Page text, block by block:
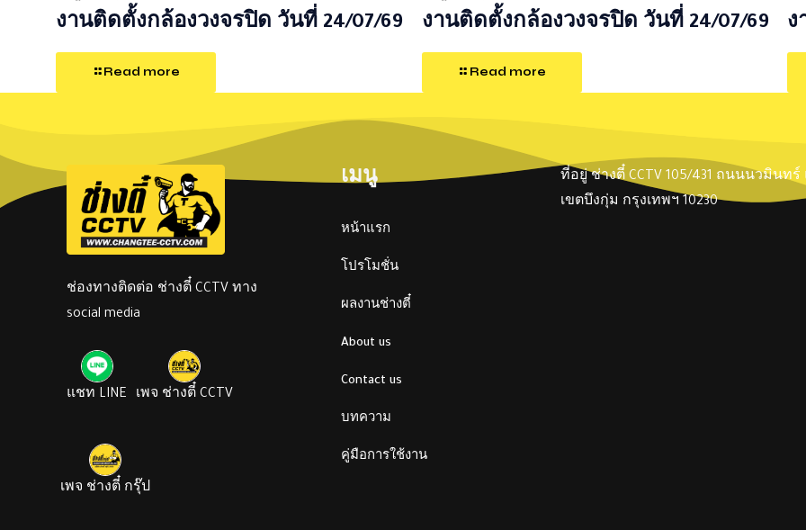
งานติดตั้งกล้องวงจรปิด วันที่ 24/07/69
Read more
งานติดตั้งกล้องวงจรปิด วันที่ 24/07/69
Read more
ง
ช่องทางติดต่อ ช่างตี๋ CCTV ทาง
social media
แชท LINE เพจ ช่างตี๋ CCTV
เพจ ช่างตี๋ กรุ๊ป
เมนู
หน้าแรก
โปรโมชั่น
ผลงานช่างตี๋
About us
Contact us
บทความ
คู่มือการใช้งาน
ที่อยู่ ช่างตี๋ CCTV 105/431 ถนนนวมินท
เขตบึงกุ่ม กรุงเทพฯ 10230